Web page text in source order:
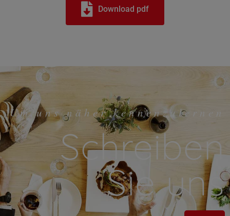
Download pdf
Um uns näher kennenzulernen
Schreiben
Sie uns